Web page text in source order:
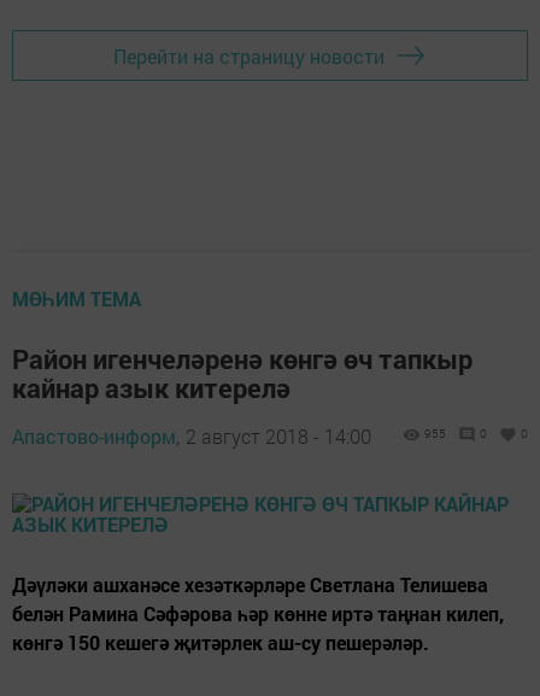
Перейти на страницу новости
МӨҺИМ ТЕМА
Район игенчеләренә көнгә өч тапкыр
кайнар азык китерелә
Апастово-информ, 2 август 2018 - 14:00 955 0 0
Дәүләки ашханәсе хезәткәрләре Светлана Телишева
белән Рамина Сәфәрова һәр көнне иртә таңнан килеп,
көнгә 150 кешегә җитәрлек аш-су пешерәләр.